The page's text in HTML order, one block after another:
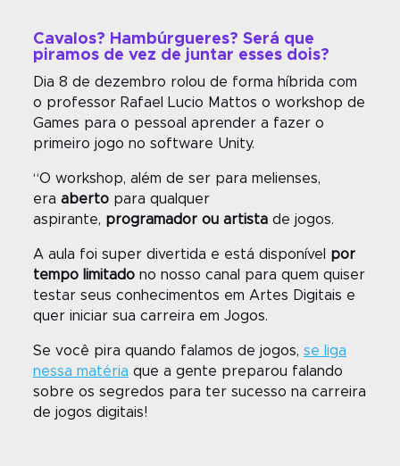
Cavalos? Hambúrgueres? Será que
piramos de vez de juntar esses dois?
Dia 8 de dezembro rolou de forma híbrida com
o professor Rafael Lucio Mattos o workshop de
Games para o pessoal aprender a fazer o
primeiro jogo no software Unity.
“O workshop, além de ser para melienses,
era aberto para qualquer
aspirante, programador ou artista de jogos.
A aula foi super divertida e está disponível por
tempo limitado no nosso canal para quem quiser
testar seus conhecimentos em Artes Digitais e
quer iniciar sua carreira em Jogos.
Se você pira quando falamos de jogos, se liga
nessa matéria que a gente preparou falando
sobre os segredos para ter sucesso na carreira
de jogos digitais!